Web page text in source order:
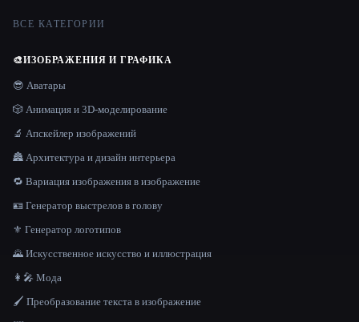
ВСЕ КАТЕГОРИИ
🎨ИЗОБРАЖЕНИЯ И ГРАФИКА
😎 Аватары
🎲 Анимация и 3D-моделирование
🔬 Апскейлер изображений
🏯 Архитектура и дизайн интерьера
🔁 Вариация изображения в изображение
🪪 Генератор выстрелов в голову
⚜️ Генератор логотипов
🌄 Искусственное искусство и иллюстрация
👩‍🎤 Мода
🖌️ Преобразование текста в изображение